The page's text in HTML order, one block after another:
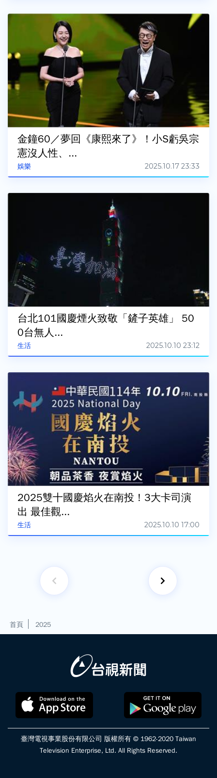
娛樂
金鐘60／夢回《康熙來了》！小S虧吳宗
憲沒人性、...
2025.10.17 23:33
生活
台北101國慶煙火致敬「鏟子英雄」 50
0台無人...
2025.10.10 23:12
生活
2025雙十國慶焰火在南投！3大卡司演
出 最佳觀...
2025.10.10 17:00
首頁 2025
臺灣電視事業股份有限公司 版權所有 © 1962-2020 Taiwan
Television Enterprise, Ltd. All Rights Reserved.